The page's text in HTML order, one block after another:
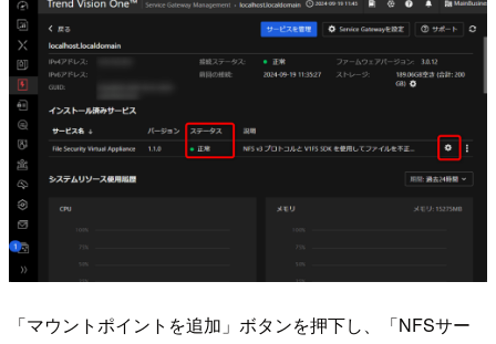
「マウントポイントを追加」ボタンを押下し、「NFSサー